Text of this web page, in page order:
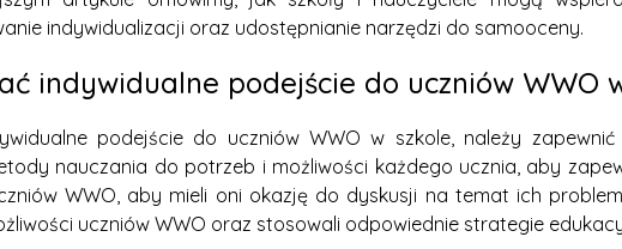
indywidualizacji oraz udostępnianie narzędzi do samooceny.
indywidualne podejście do uczniów WWO
podejście do uczniów WWO w szkole, należy
nauczania do potrzeb i możliwości każdego ucznia, aby
WWO, aby mieli oni okazję do dyskusji na temat ich
uczniów WWO oraz stosowali odpowiednie strategie